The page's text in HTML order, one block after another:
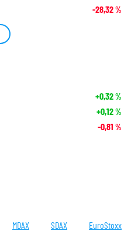
-28,32%
+0,32%
+0,12%
-0,81 %
MDAX SDAX EuroStoxx